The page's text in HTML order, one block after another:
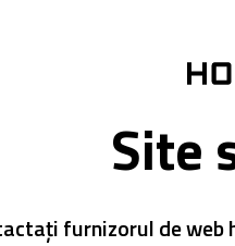
Site
furnizorul de